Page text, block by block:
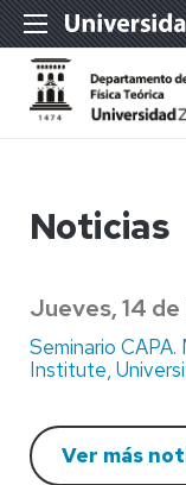
Noticias
Jueves, 14
Seminario
Institute,
Ver más